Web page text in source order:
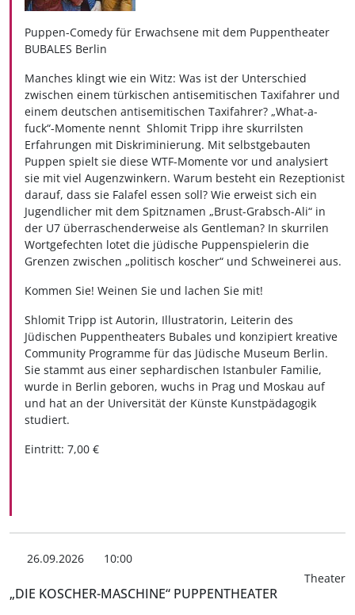
Puppen-Comedy für Erwachsene mit dem Puppentheater
BUBALES Berlin
Manches klingt wie ein Witz: Was ist der Unterschied
zwischen einem türkischen antisemitischen Taxifahrer und
einem deutschen antisemitischen Taxifahrer? „What-a-
fuck“-Momente nennt Shlomit Tripp ihre skurrilsten
Erfahrungen mit Diskriminierung. Mit selbstgebauten
Puppen spielt sie diese WTF-Momente vor und analysiert
sie mit viel Augenzwinkern. Warum besteht ein Rezeptionist
darauf, dass sie Falafel essen soll? Wie erweist sich ein
Jugendlicher mit dem Spitznamen „Brust-Grabsch-Ali“ in
der U7 überraschenderweise als Gentleman? In skurrilen
Wortgefechten lotet die jüdische Puppenspielerin die
Grenzen zwischen „politisch koscher“ und Schweinerei aus.
Kommen Sie! Weinen Sie und lachen Sie mit!
Shlomit Tripp ist Autorin, Illustratorin, Leiterin des
Jüdischen Puppentheaters Bubales und konzipiert kreative
Community Programme für das Jüdische Museum Berlin.
Sie stammt aus einer sephardischen Istanbuler Familie,
wurde in Berlin geboren, wuchs in Prag und Moskau auf
und hat an der Universität der Künste Kunstpädagogik
studiert.
Eintritt: 7,00 €
26.09.2026
10:00
Theater
„DIE KOSCHER-MASCHINE“ PUPPENTHEATER